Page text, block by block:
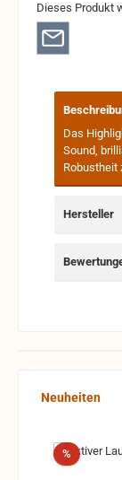
Dieses Produkt
Das
Sound,
Robustheit
Hersteller
Produktgalerie
Neuheiten
%Rabatt